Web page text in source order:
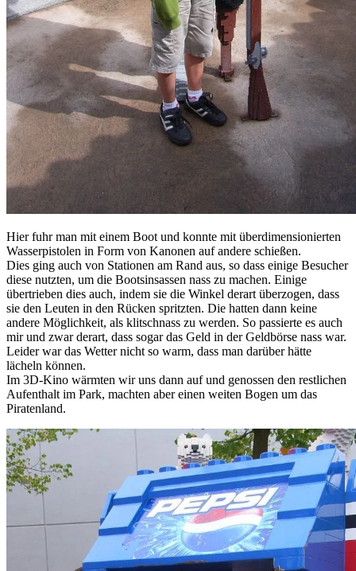
Hier fuhr man mit einem Boot und konnte mit überdimensionierten
Wasserpistolen in Form von Kanonen auf andere schießen.
Dies ging auch von Stationen am Rand aus, so dass einige Besucher
diese nutzten, um die Bootsinsassen nass zu machen. Einige
übertrieben dies auch, indem sie die Winkel derart überzogen, dass
sie den Leuten in den Rücken spritzten. Die hatten dann keine
andere Möglichkeit, als klitschnass zu werden. So passierte es auch
mir und zwar derart, dass sogar das Geld in der Geldbörse nass war.
Leider war das Wetter nicht so warm, dass man darüber hätte
lächeln können.
Im 3D-Kino wärmten wir uns dann auf und genossen den restlichen
Aufenthalt im Park, machten aber einen weiten Bogen um das
Piratenland.